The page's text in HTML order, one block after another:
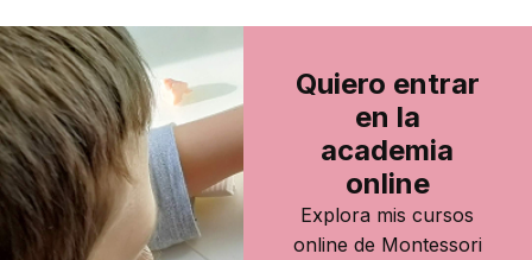
Quiero entrar
en la
academia
online
Explora mis cursos
online de Montessori